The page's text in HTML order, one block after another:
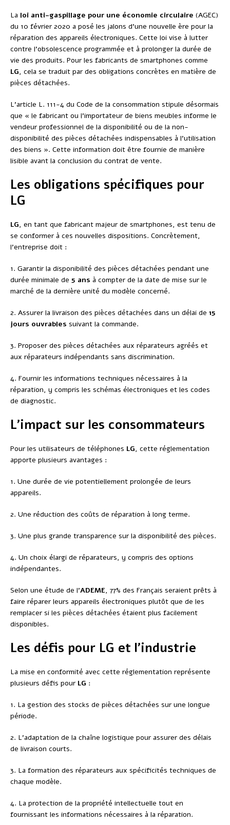
La loi anti-gaspillage pour une économie circulaire (AGEC)
du 10 février 2020 a posé les jalons d’une nouvelle ère pour la
réparation des appareils électroniques. Cette loi vise à lutter
contre l’obsolescence programmée et à prolonger la durée de
vie des produits. Pour les fabricants de smartphones comme
LG, cela se traduit par des obligations concrètes en matière de
pièces détachées.
L’article L. 111-4 du Code de la consommation stipule désormais
que « le fabricant ou l’importateur de biens meubles informe le
vendeur professionnel de la disponibilité ou de la non-
disponibilité des pièces détachées indispensables à l’utilisation
des biens ». Cette information doit être fournie de manière
lisible avant la conclusion du contrat de vente.
Les obligations spécifiques pour
LG
LG, en tant que fabricant majeur de smartphones, est tenu de
se conformer à ces nouvelles dispositions. Concrètement,
l’entreprise doit :
1. Garantir la disponibilité des pièces détachées pendant une
durée minimale de 5 ans à compter de la date de mise sur le
marché de la dernière unité du modèle concerné.
2. Assurer la livraison des pièces détachées dans un délai de 15
jours ouvrables suivant la commande.
3. Proposer des pièces détachées aux réparateurs agréés et
aux réparateurs indépendants sans discrimination.
4. Fournir les informations techniques nécessaires à la
réparation, y compris les schémas électroniques et les codes
de diagnostic.
L’impact sur les consommateurs
Pour les utilisateurs de téléphones LG, cette réglementation
apporte plusieurs avantages :
1. Une durée de vie potentiellement prolongée de leurs
appareils.
2. Une réduction des coûts de réparation à long terme.
3. Une plus grande transparence sur la disponibilité des pièces.
4. Un choix élargi de réparateurs, y compris des options
indépendantes.
Selon une étude de l’ADEME, 77% des Français seraient prêts à
faire réparer leurs appareils électroniques plutôt que de les
remplacer si les pièces détachées étaient plus facilement
disponibles.
Les défis pour LG et l’industrie
La mise en conformité avec cette réglementation représente
plusieurs défis pour LG :
1. La gestion des stocks de pièces détachées sur une longue
période.
2. L’adaptation de la chaîne logistique pour assurer des délais
de livraison courts.
3. La formation des réparateurs aux spécificités techniques de
chaque modèle.
4. La protection de la propriété intellectuelle tout en
fournissant les informations nécessaires à la réparation.